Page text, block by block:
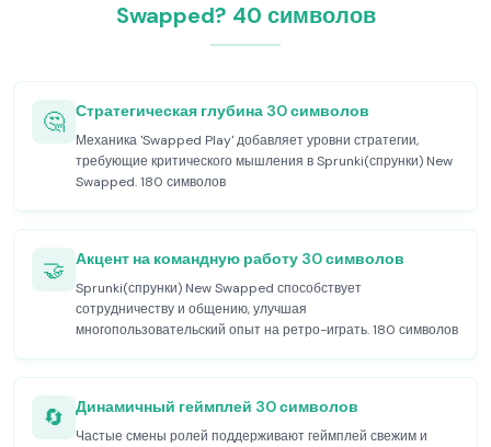
Swapped? 40 символов
🤔 Стратегическая глубина 30 символов
Механика 'Swapped Play' добавляет уровни стратегии,
требующие критического мышления в Sprunki(спрунки) New
Swapped. 180 символов
🤝 Акцент на командную работу 30 символов
Sprunki(спрунки) New Swapped способствует
сотрудничеству и общению, улучшая
многопользовательский опыт на ретро-играть. 180 символов
🔄 Динамичный геймплей 30 символов
Частые смены ролей поддерживают геймплей свежим и